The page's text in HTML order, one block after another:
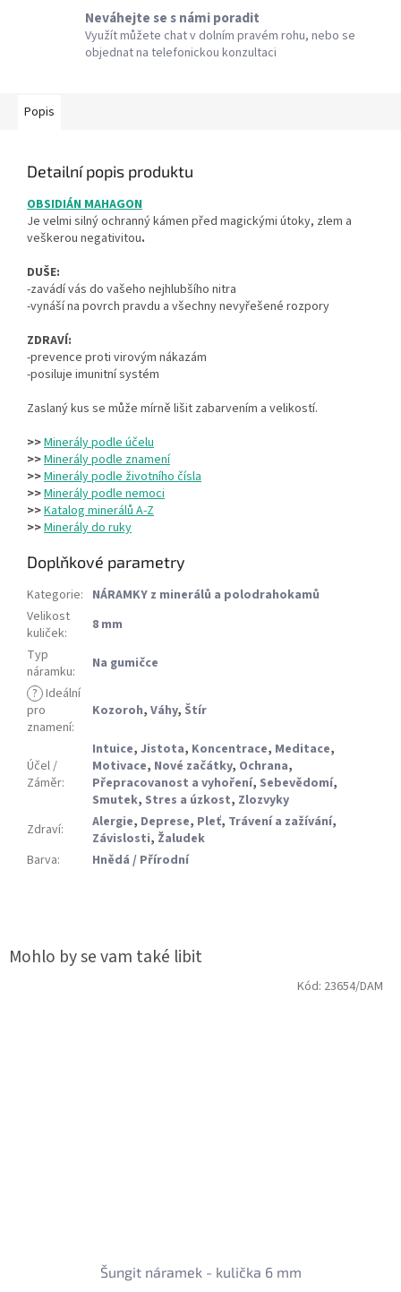
Neváhejte se s námi poradit
Využít můžete chat v dolním pravém rohu, nebo se
objednat na telefonickou konzultaci
Popis
Detailní popis produktu
OBSIDIÁN MAHAGON
Je velmi silný ochranný kámen před magickými útoky, zlem a
veškerou negativitou.
DUŠE:
-zavádí vás do vašeho nejhlubšího nitra
-vynáší na povrch pravdu a všechny nevyřešené rozpory
ZDRAVÍ:
-prevence proti virovým nákazám
-posiluje imunitní systém
Zaslaný kus se může mírně lišit zabarvením a velikostí.
>>Minerály podle účelu
>>Minerály podle znamení
>>Minerály podle životního čísla
>>Minerály podle nemoci
>>Katalog minerálů A-Z
>>Minerály do ruky
Doplňkové parametry
Kategorie: NÁRAMKY z minerálů a polodrahokamů
Velikost
kuliček:
8 mm
Typ
náramku:
Na gumičce
? Ideální
pro
znamení:
Kozoroh, Váhy, Štír
Účel /
Záměr:
Intuice, Jistota, Koncentrace, Meditace,
Motivace, Nové začátky, Ochrana,
Přepracovanost a vyhoření, Sebevědomí,
Smutek, Stres a úzkost, Zlozvyky
Zdraví: Alergie, Deprese, Pleť, Trávení a zažívání,
Závislosti, Žaludek
Barva: Hnědá / Přírodní
Šungit náramek - kulička 6 mm
Kód: 23654/DAM